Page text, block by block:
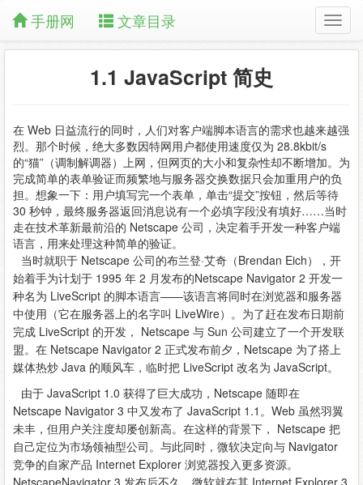
手册网 文章目录
1.1 JavaScript 简史
在 Web 日益流行的同时，人们对客户端脚本语言的需求也越来越强
烈。那个时候，绝大多数因特网用户都使用速度仅为 28.8kbit/s
的“猫”（调制解调器）上网，但网页的大小和复杂性却不断增加。为
完成简单的表单验证而频繁地与服务器交换数据只会加重用户的负
担。想象一下：用户填写完一个表单，单击“提交”按钮，然后等待
30 秒钟，最终服务器返回消息说有一个必填字段没有填好……当时
走在技术革新最前沿的 Netscape 公司，决定着手开发一种客户端
语言，用来处理这种简单的验证。
当时就职于 Netscape 公司的布兰登·艾奇（Brendan Eich），开
始着手为计划于 1995 年 2 月发布的Netscape Navigator 2 开发一
种名为 LiveScript 的脚本语言——该语言将同时在浏览器和服务器
中使用（它在服务器上的名字叫 LiveWire）。为了赶在发布日期前
完成 LiveScript 的开发， Netscape 与 Sun 公司建立了一个开发联
盟。在 Netscape Navigator 2 正式发布前夕，Netscape 为了搭上
媒体热炒 Java 的顺风车，临时把 LiveScript 改名为 JavaScript。
由于 JavaScript 1.0 获得了巨大成功，Netscape 随即在
Netscape Navigator 3 中又发布了 JavaScript 1.1。Web 虽然羽翼
未丰，但用户关注度却屡创新高。在这样的背景下， Netscape 把
自己定位为市场领袖型公司。与此同时，微软决定向与 Navigator
竞争的自家产品 Internet Explorer 浏览器投入更多资源。
NetscapeNavigator 3 发布后不久，微软就在其 Internet Explorer 3